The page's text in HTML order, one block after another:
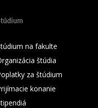
na fakulte
štúdia
za štúdium
konanie